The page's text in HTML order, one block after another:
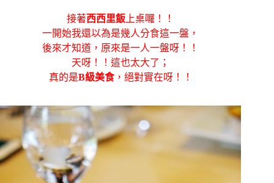
接著西西里飯 上桌囉！！
一開始我還以為是幾人分食這一盤，
後來才知道，原來是一人一盤呀！！
天呀！！這也太大了；
真的是B級美食，絕對實在呀！！